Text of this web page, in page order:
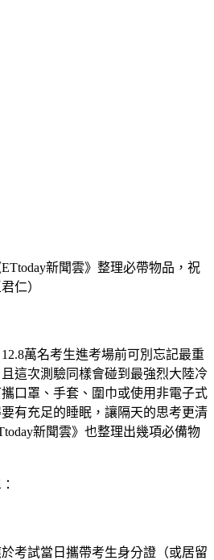
新聞雲》整理必帶物品，祝
仁）
萬名考生進考場前可別忘記最重
這次測驗同樣會碰到最強烈大陸冷
口罩、手套、圍巾或使用非電子式
有充足的睡眠，讓隔天的思考更清
新聞雲》也整理出幾項必備物
考試當日攜帶考生身分證（或居留